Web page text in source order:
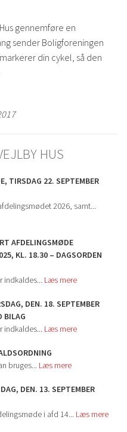
gennemføre en
sender Boligforeningen
din cykel, så den
HUS
TIRSDAG 22. SEPTEMBER
2026, samt...
AFDELINGSMØDE
KL. 18.30 – DAGSORDEN
indkaldes... Læs mere
DEN. 18. SEPTEMBER
BILAG
indkaldes... Læs mere
bruges... Læs mere
DEN. 13. SEPTEMBER
i afd 14... Læs mere